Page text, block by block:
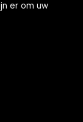
er om uw